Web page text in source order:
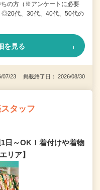
の方（※アンケートに必要
代、30代、40代、50代の
を見る
07/23 掲載終了日： 2026/08/30
タッフ
日～OK！着付けや着物
リア】